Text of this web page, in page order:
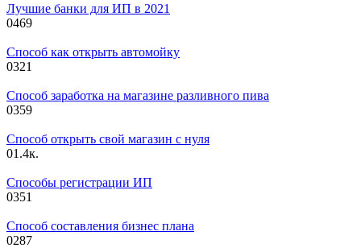
Лучшие банки для ИП в 2021
0469
Способ как открыть автомойку
0321
Способ заработка на магазине разливного пива
0359
Способ открыть свой магазин с нуля
01.4к.
Способы регистрации ИП
0351
Способ составления бизнес плана
0287